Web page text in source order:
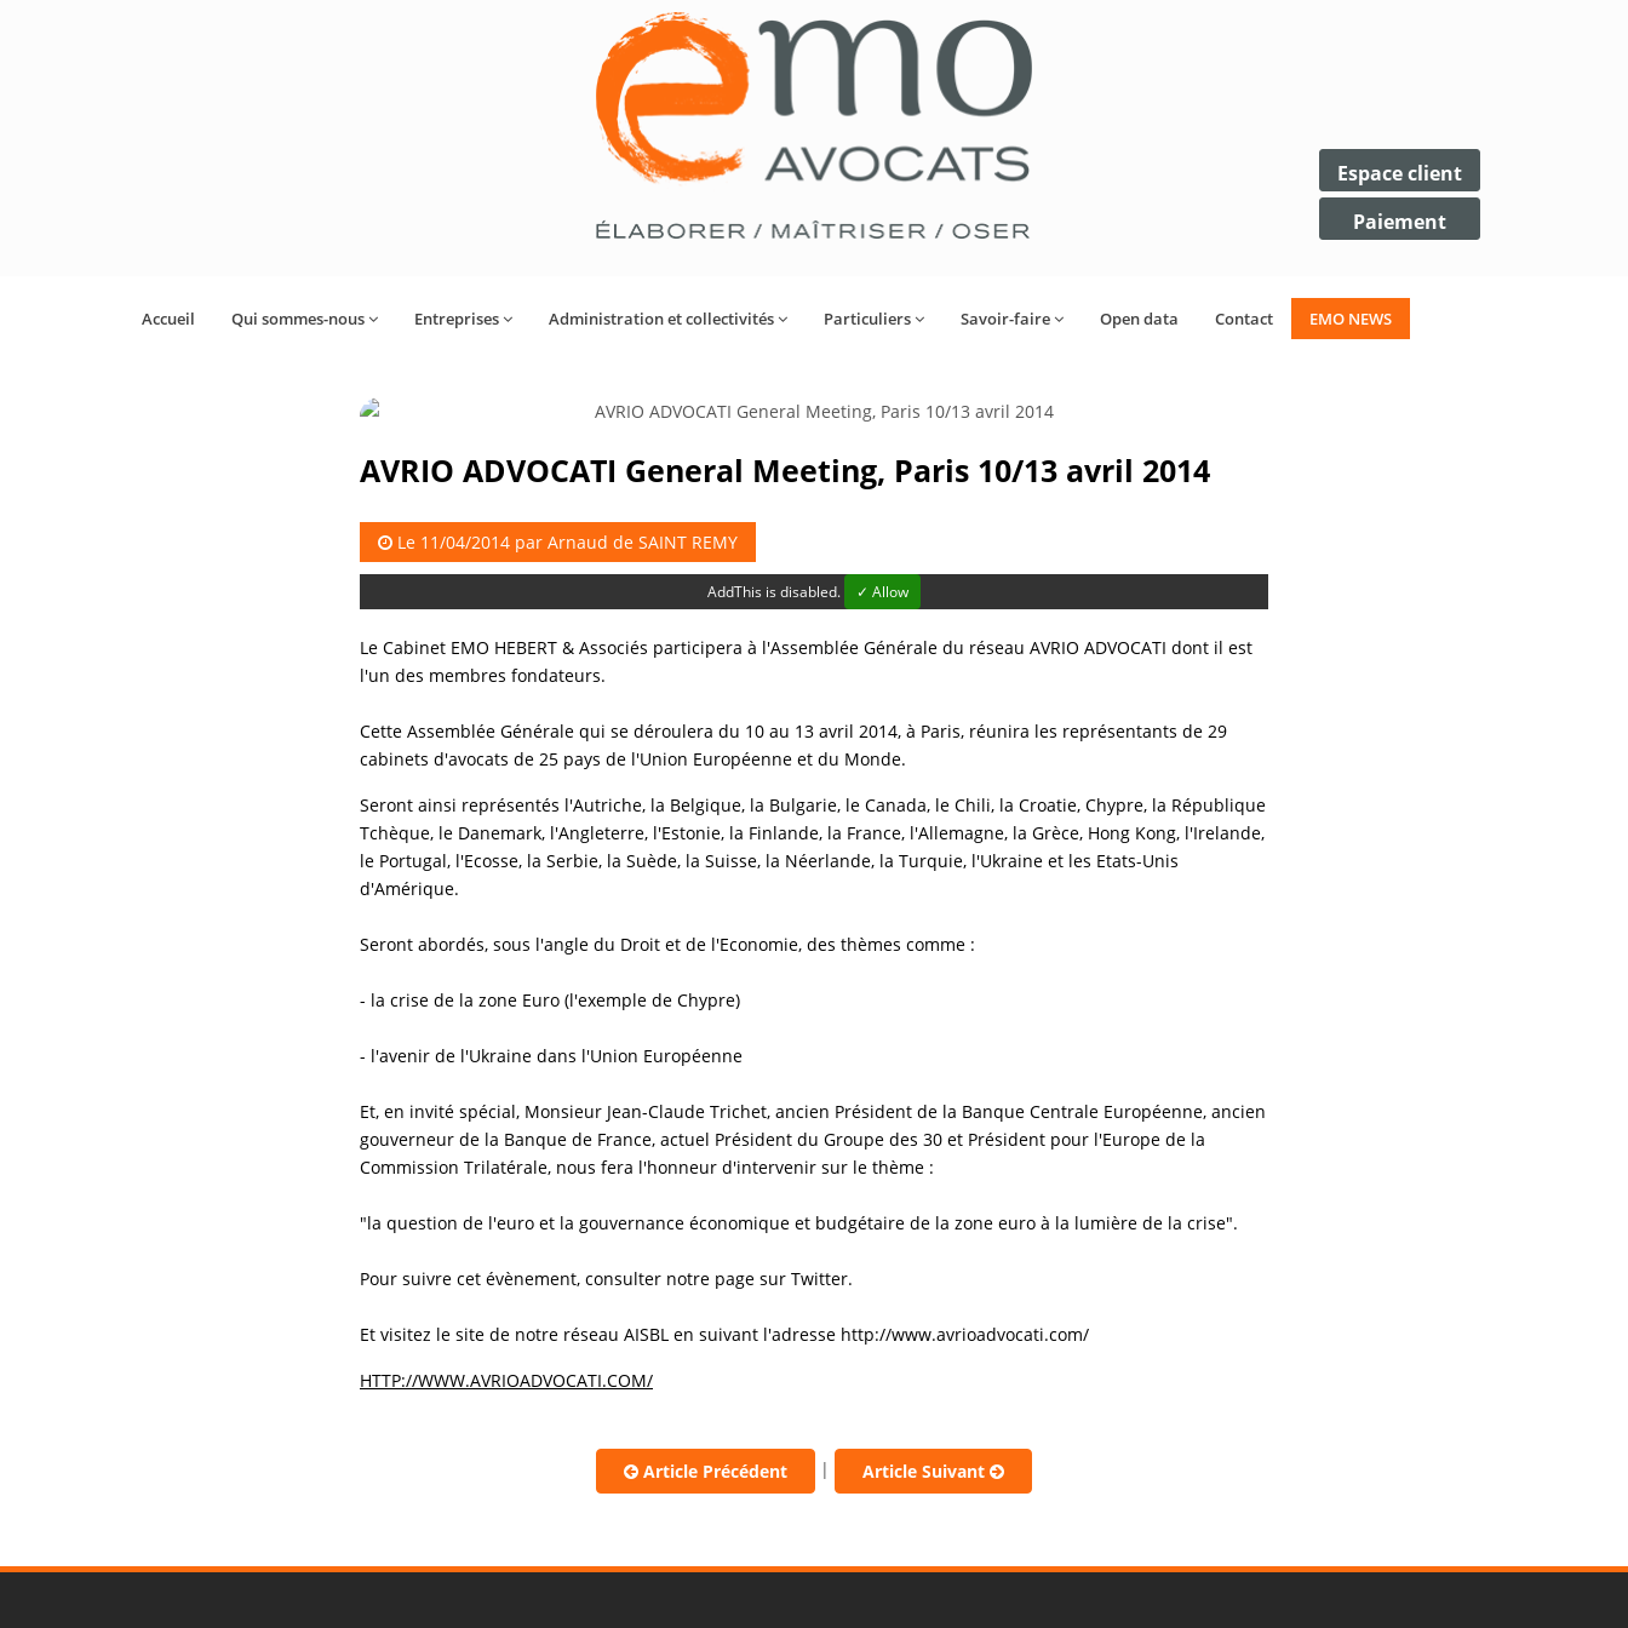
Espace client
Paiement
Accueil Qui sommes-nous Entreprises Administration et collectivités Particuliers Savoir-faire Open data Contact EMO NEWS
AVRIO ADVOCATI General Meeting, Paris 10/13 avril 2014
Le 11/04/2014 par Arnaud de SAINT REMY
AddThis is disabled. ✓ Allow
Le Cabinet EMO HEBERT & Associés participera à l'Assemblée Générale du réseau AVRIO ADVOCATI dont il est
l'un des membres fondateurs.
Cette Assemblée Générale qui se déroulera du 10 au 13 avril 2014, à Paris, réunira les représentants de 29
cabinets d'avocats de 25 pays de l'Union Européenne et du Monde.
Seront ainsi représentés l'Autriche, la Belgique, la Bulgarie, le Canada, le Chili, la Croatie, Chypre, la République
Tchèque, le Danemark, l'Angleterre, l'Estonie, la Finlande, la France, l'Allemagne, la Grèce, Hong Kong, l'Irelande,
le Portugal, l'Ecosse, la Serbie, la Suède, la Suisse, la Néerlande, la Turquie, l'Ukraine et les Etats-Unis
d'Amérique.
Seront abordés, sous l'angle du Droit et de l'Economie, des thèmes comme :
- la crise de la zone Euro (l'exemple de Chypre)
- l'avenir de l'Ukraine dans l'Union Européenne
Et, en invité spécial, Monsieur Jean-Claude Trichet, ancien Président de la Banque Centrale Européenne, ancien
gouverneur de la Banque de France, actuel Président du Groupe des 30 et Président pour l'Europe de la
Commission Trilatérale, nous fera l'honneur d'intervenir sur le thème :
"la question de l'euro et la gouvernance économique et budgétaire de la zone euro à la lumière de la crise".
Pour suivre cet évènement, consulter notre page sur Twitter.
Et visitez le site de notre réseau AISBL en suivant l'adresse http://www.avrioadvocati.com/
HTTP://WWW.AVRIOADVOCATI.COM/
Article Précédent | Article Suivant